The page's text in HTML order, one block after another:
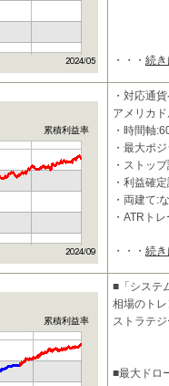
・・・ 続
累積利益率
・対応通
アメリカ
・時間軸
・最大ポ
・ストッ
・利益確
・両建て:
・ATRト
■特
・・・ 続
累積利益率
■「システ
相場のト
ストラテ
■最大ドロ